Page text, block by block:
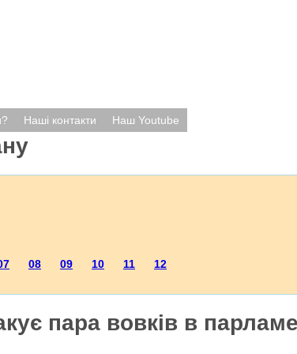
Наші контакти Наш Youtube
08 09 10 11 12
пара вовків в